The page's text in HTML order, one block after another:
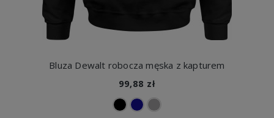
Bluza Dewalt robocza męska z kapturem
99,88 zł